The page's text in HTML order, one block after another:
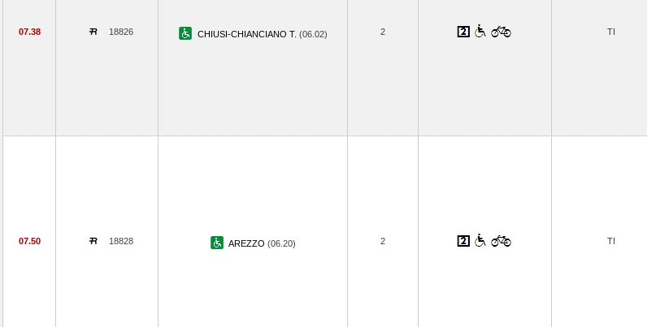
07.38 18826 CHIUSI-CHIANCIANO T. (06.02) 2 TI
07.50 18828 AREZZO (06.20) 2 TI